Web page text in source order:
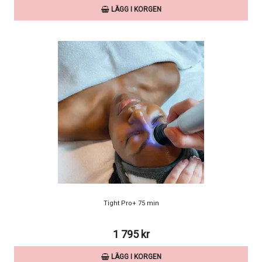
LÄGG I KORGEN
Tight Pro+ 75 min
1 795 kr
LÄGG I KORGEN